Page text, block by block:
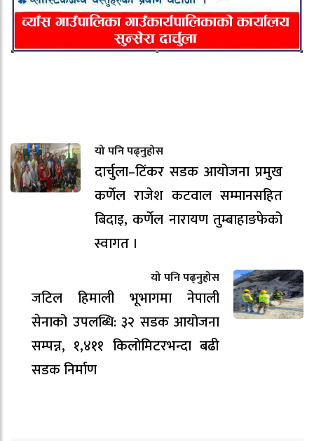
यो पनि पढ्नुहोस
दार्चुला–टिंकर सडक आयोजना प्रमुख
कर्णेल राजेश कटवाल सम्मानसहित
बिदाइ, कर्णेल नारायण तुम्बाहाङफेको
स्वागत ।
यो पनि पढ्नुहोस
जटिल हिमाली भूभागमा नेपाली
सेनाको उपलब्धि: ३२ सडक आयोजना
सम्पन्न, १,४११ किलोमिटरभन्दा बढी
सडक निर्माण